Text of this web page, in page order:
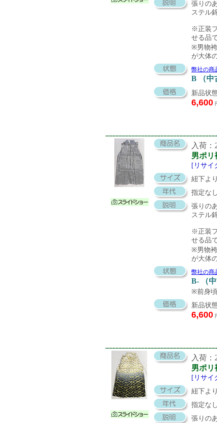
張りの
ステル
※正装
せる品
※男物
が大体
弊社の商
B （中
新品状
6,600
入荷：
男ポリ
[リサイ
紐下よ
指定な
張りの
ステル
※正装
せる品
※男物
が大体
弊社の商
B- （
※前身
新品状
6,600
入荷：
男ポリ
[リサイ
紐下よ
指定な
張りの